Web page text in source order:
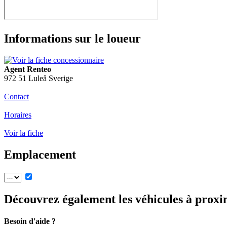
Informations sur le loueur
Agent Renteo
972 51 Luleå Sverige
Contact
Horaires
Voir la fiche
Emplacement
Découvrez également les véhicules à
Besoin d'aide ?